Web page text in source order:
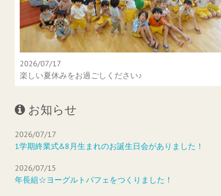
2026/07/17
楽しい夏休みをお過ごしください♪
お知らせ
2026/07/17
1学期終業式&8月生まれのお誕生日会がありました！
2026/07/15
年長組☆ヨーグルトパフェをつくりました！